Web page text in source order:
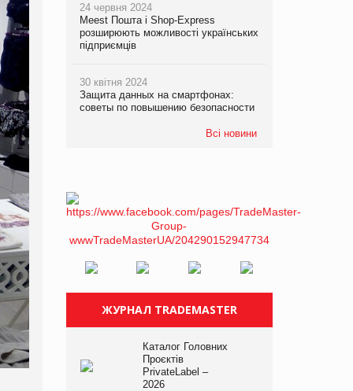
24 червня 2024
Meest Пошта і Shop-Express
розширюють можливості українських
підприємців
30 квітня 2024
Защита данных на смартфонах:
советы по повышению безопасности
Всі новини
ЖУРНАЛ TRADEMASTER
Каталог Головних
Проєктів
PrivateLabel –
2026